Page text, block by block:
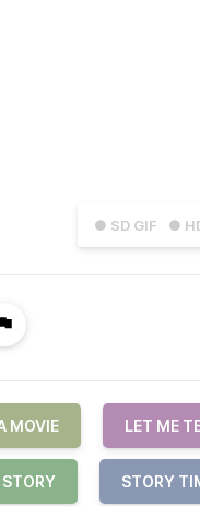
● SD GIF ●
MOVIE LET ME
STORY STORY